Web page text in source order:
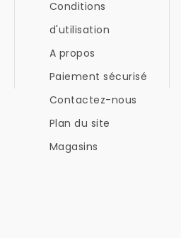
Conditions
d'utilisation
A propos
Paiement sécurisé
Contactez-nous
Plan du site
Magasins